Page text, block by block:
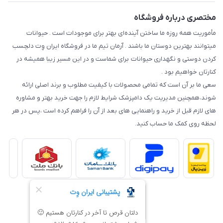
مختصری درباره فروشگاه
مأموریت همه روزه ما ساختن آینده‌ای بهتر برای موجودات است . حیوانات
میتوانند بهترین دوستان ما باشند . آرمان تیم ما در فروشگاه ایران وِت دلچسب
کردن دوستی و نگهداری حیوانات برای شماست و در این مسیر زیبا همیشه در
کنارتان خواهیم بود .
سعی ما بر آن است که تمامی محصولات با کیفیت مطلوب و برند اصلی ارائه
شوند،همچنین مدیریت یک دامپزشک شرایط لازم را جهت خرید بهتر و مشاوره
های لازم قبل از خرید و راهنمایی های بعد از آن را فراهم کرده است ،پس در هر
لحظه روی کمک ما حساب کنید.